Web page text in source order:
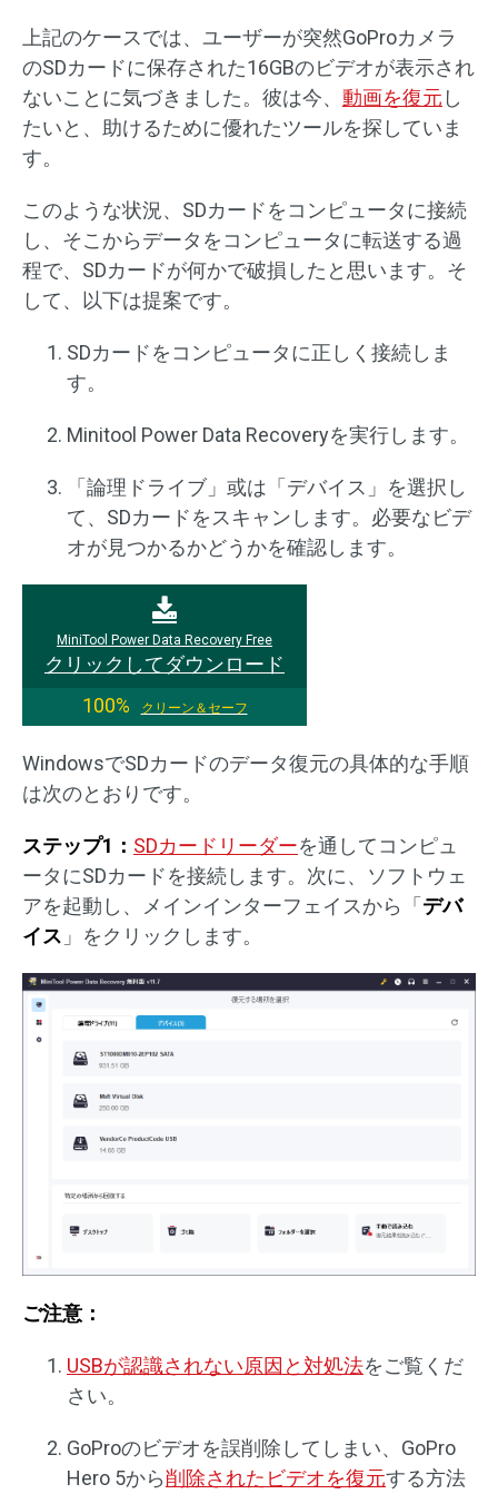
上記のケースでは、ユーザーが突然GoProカメラ
のSDカードに保存された16GBのビデオが表示され
ないことに気づきました。彼は今、 動画を復元 し
たいと、助けるために優れたツールを探していま
す。
このような状況、SDカードをコンピュータに接続
し、そこからデータをコンピュータに転送する過
程で、SDカードが何かで破損したと思います。そ
して、以下は提案です。
SDカードをコンピュータに正しく接続しま
す。
Minitool Power Data Recoveryを実行します。
「論理ドライブ」或は「デバイス」を選択し
て、SDカードをスキャンします。必要なビデ
オが見つかるかどうかを確認します。
MiniTool Power Data Recovery Free
クリックしてダウンロード
100%
クリーン＆セーフ
WindowsでSDカードのデータ復元の具体的な手順
は次のとおりです。
ステップ1： SDカードリーダーを通してコンピュ
ータにSDカードを接続します。次に、ソフトウェ
アを起動し、メインインターフェイスから「 デバ
イス 」をクリックします。
ご注意：
USBが認識されない原因と対処法をご覧くだ
さい。
GoProのビデオを誤削除してしまい、GoPro
Hero 5から削除されたビデオを復元する方法